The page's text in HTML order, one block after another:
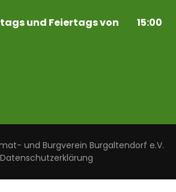
und Feiertags von 15:00
und Burgverein Burgaltendorf e.V.
Datenschutzerklärung